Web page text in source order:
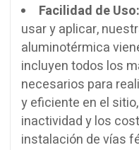
Facilidad de Uso:
usar y aplicar,
aluminotérmica
incluyen todos los
necesarios para
y eficiente en el
inactividad y los
instalación de vías